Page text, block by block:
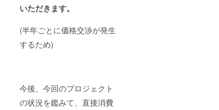
いただきます。
(半年ごとに価格交渉が発生
するため)
今後、今回のプロジェクト
の状況を鑑みて、直接消費